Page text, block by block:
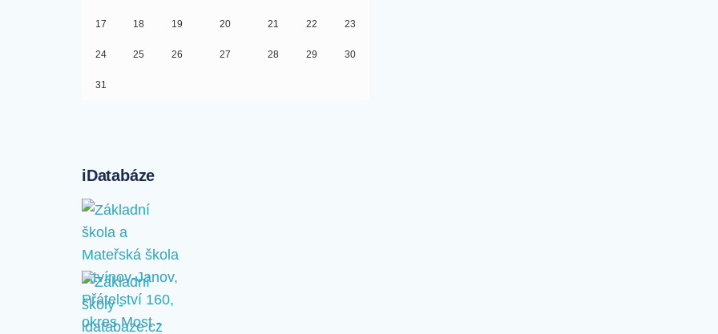
17 18 19 20 21 22 23
24 25 26 27 28 29 30
31
iDatabáze